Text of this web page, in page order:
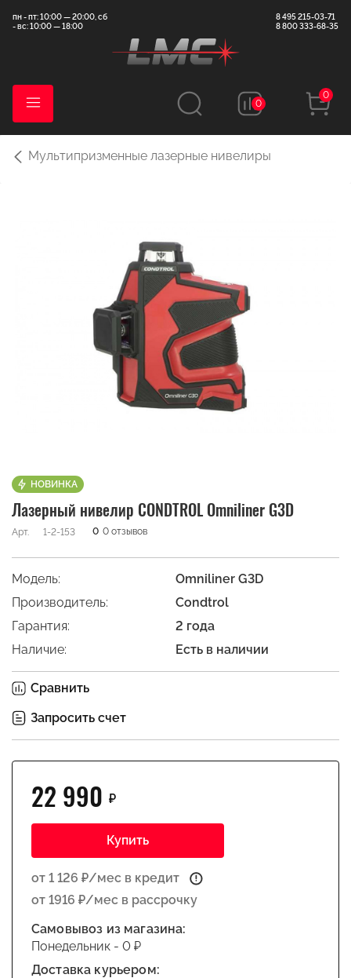
пн - пт: 10:00 — 20:00, сб
- вс: 10:00 — 18:00
8 495 215-03-71
8 800 333-68-35
0
0
Мультипризменные лазерные нивелиры
НОВИНКА
Лазерный нивелир CONDTROL Omniliner G3D
Арт. 1-2-153 0 0 отзывов
Модель:
Omniliner G3D
Производитель:
Condtrol
Гарантия:
2 года
Наличие:
Есть в наличии
Сравнить
Запросить счет
22 990 ₽
Купить
от 1 126 ₽/мес в кредит
от 1916 ₽/мес в рассрочку
Самовывоз из магазина:
Понедельник - 0 ₽
Доставка курьером: